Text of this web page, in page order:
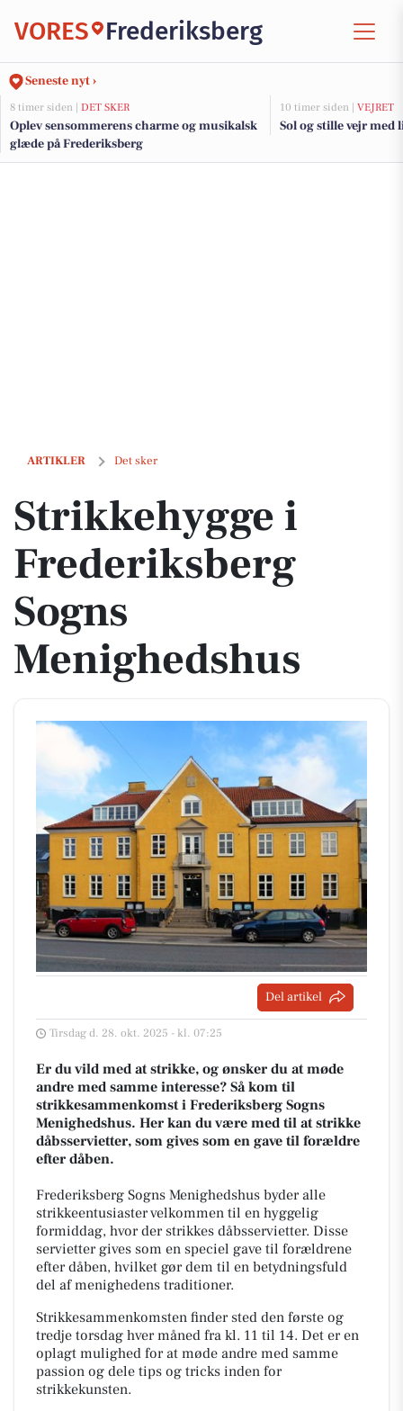
VORES Frederiksberg
Seneste nyt ›
8 timer siden | DET SKER
Oplev sensommerens charme og musikalsk
glæde på Frederiksberg
10 timer siden | VEJRET
Sol og stille vejr med
ARTIKLER Det sker
Strikkehygge i Frederiksberg Sogns Menighedshus
Strikkehygge i
Frederiksberg
Sogns
Menighedshus
Del artikel
Tirsdag d. 28. okt. 2025 - kl. 07:25
Er du vild med at strikke, og ønsker du at møde
andre med samme interesse? Så kom til
strikkesammenkomst i Frederiksberg Sogns
Menighedshus. Her kan du være med til at strikke
dåbsservietter, som gives som en gave til forældre
efter dåben.
Frederiksberg Sogns Menighedshus byder alle
strikkeentusiaster velkommen til en hyggelig
formiddag, hvor der strikkes dåbsservietter. Disse
servietter gives som en speciel gave til forældrene
efter dåben, hvilket gør dem til en betydningsfuld
del af menighedens traditioner.
Strikkesammenkomsten finder sted den første og
tredje torsdag hver måned fra kl. 11 til 14. Det er en
oplagt mulighed for at møde andre med samme
passion og dele tips og tricks inden for
strikkekunsten.